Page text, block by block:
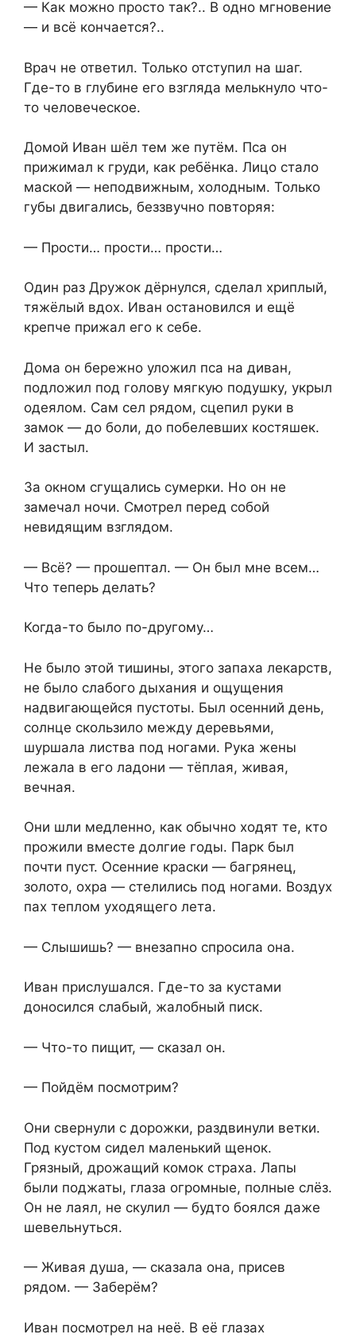
— Как можно просто так?.. В одно мгновение
— и всё кончается?..
Врач не ответил. Только отступил на шаг.
Где-то в глубине его взгляда мелькнуло что-
то человеческое.
Домой Иван шёл тем же путём. Пса он
прижимал к груди, как ребёнка. Лицо стало
маской — неподвижным, холодным. Только
губы двигались, беззвучно повторяя:
— Прости… прости… прости…
Один раз Дружок дёрнулся, сделал хриплый,
тяжёлый вдох. Иван остановился и ещё
крепче прижал его к себе.
Дома он бережно уложил пса на диван,
подложил под голову мягкую подушку, укрыл
одеялом. Сам сел рядом, сцепил руки в
замок — до боли, до побелевших костяшек.
И застыл.
За окном сгущались сумерки. Но он не
замечал ночи. Смотрел перед собой
невидящим взглядом.
— Всё? — прошептал. — Он был мне всем…
Что теперь делать?
Когда-то было по-другому…
Не было этой тишины, этого запаха лекарств,
не было слабого дыхания и ощущения
надвигающейся пустоты. Был осенний день,
солнце скользило между деревьями,
шуршала листва под ногами. Рука жены
лежала в его ладони — тёплая, живая,
вечная.
Они шли медленно, как обычно ходят те, кто
прожили вместе долгие годы. Парк был
почти пуст. Осенние краски — багрянец,
золото, охра — стелились под ногами. Воздух
пах теплом уходящего лета.
— Слышишь? — внезапно спросила она.
Иван прислушался. Где-то за кустами
доносился слабый, жалобный писк.
— Что-то пищит, — сказал он.
— Пойдём посмотрим?
Они свернули с дорожки, раздвинули ветки.
Под кустом сидел маленький щенок.
Грязный, дрожащий комок страха. Лапы
были поджаты, глаза огромные, полные слёз.
Он не лаял, не скулил — будто боялся даже
шевельнуться.
— Живая душа, — сказала она, присев
рядом. — Заберём?
Иван посмотрел на неё. В её глазах